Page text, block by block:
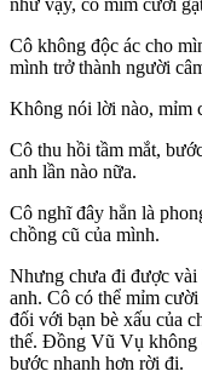
Cô không độc ác cho
mình trở thành người
Không nói lời nào, mỉm
Cô thu hồi tầm mắt,
anh lần nào nữa.
Cô nghĩ đây hẳn là
chồng cũ của mình.
Nhưng chưa đi được vài
anh. Cô có thể mỉm
đối với bạn bè xấu của
thế. Đồng Vũ Vụ không
bước nhanh hơn rời đi.